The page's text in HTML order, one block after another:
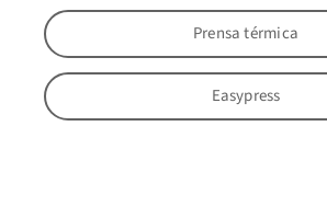
Prensa térmica
Easypress